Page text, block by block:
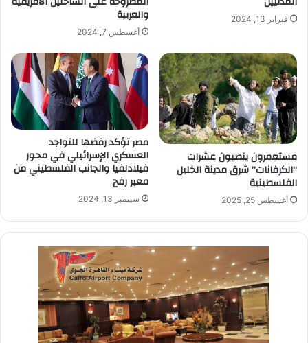
فبراير 13, 2024 والعربية
أغسطس 7, 2024
مستعمرون ينصبون عشرات
“الكرفانات” شرق مدينة الخليل
الفلسطينية
أغسطس 25, 2025
مصر تؤكد رفضها للتواجد
العسكري الإسرائيلي في محور
فيلادلفيا والجانب الفلسطيني من
معبر رفح
سبتمبر 13, 2024